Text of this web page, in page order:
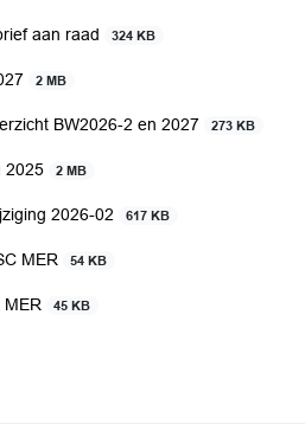
aan raad 324 KB
2 MB
BW2026-2 en 2027 273 KB
2025 2 MB
2026-02 617 KB
MER 54 KB
MER 45 KB